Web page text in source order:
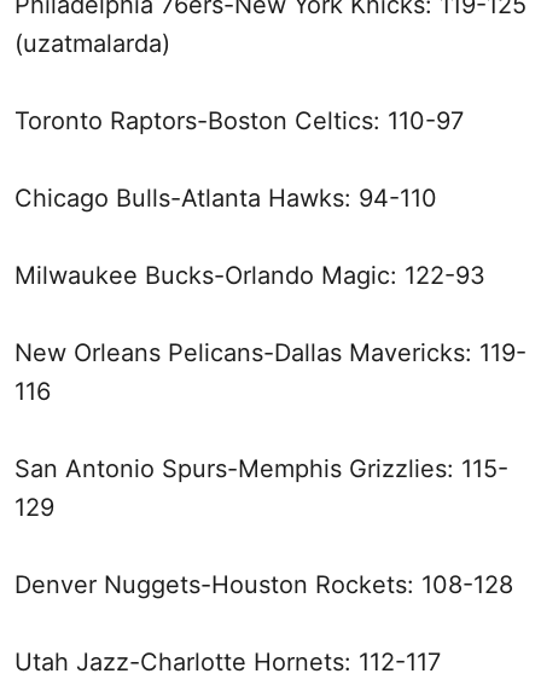
(uzatmalarda)
Toronto Raptors-Boston Celtics: 110-97
Chicago Bulls-Atlanta Hawks: 94-110
Milwaukee Bucks-Orlando Magic: 122-93
New Orleans Pelicans-Dallas Mavericks: 119-
116
San Antonio Spurs-Memphis Grizzlies: 115-
129
Denver Nuggets-Houston Rockets: 108-128
Utah Jazz-Charlotte Hornets: 112-117